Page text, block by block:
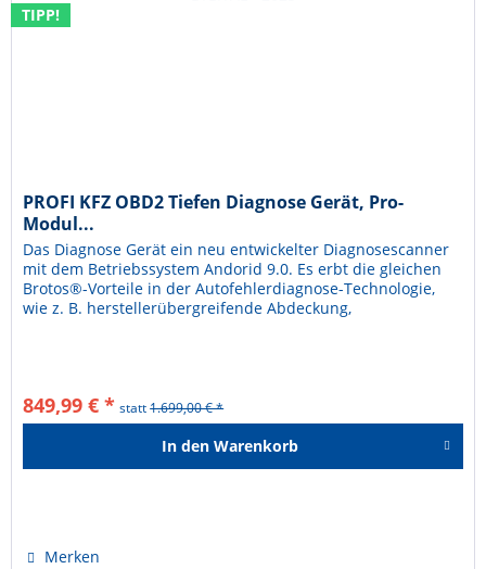
TIPP!
PROFI KFZ OBD2 Tiefen Diagnose Gerät, Pro-
Modul...
Das Diagnose Gerät ein neu entwickelter Diagnosescanner
mit dem Betriebssystem Andorid 9.0. Es erbt die gleichen
Brotos®-Vorteile in der Autofehlerdiagnose-Technologie,
wie z. B. herstellerübergreifende Abdeckung,
849,99 € * statt1.699,00 € *
In den Warenkorb
Merken